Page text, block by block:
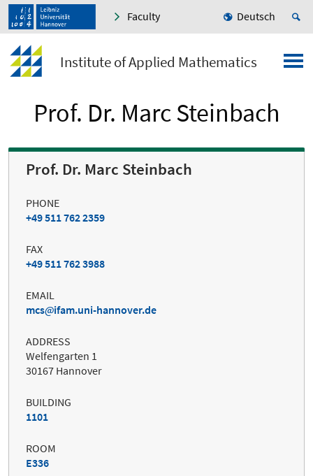
Faculty Deutsch
Institute of Applied Mathematics
Prof. Dr. Marc Steinbach
Prof. Dr. Marc Steinbach
PHONE
+49 511 762 2359
FAX
+49 511 762 3988
EMAIL
mcs
ifam.uni-hannover.de
ADDRESS
Welfengarten 1
30167 Hannover
BUILDING
1101
ROOM
E336